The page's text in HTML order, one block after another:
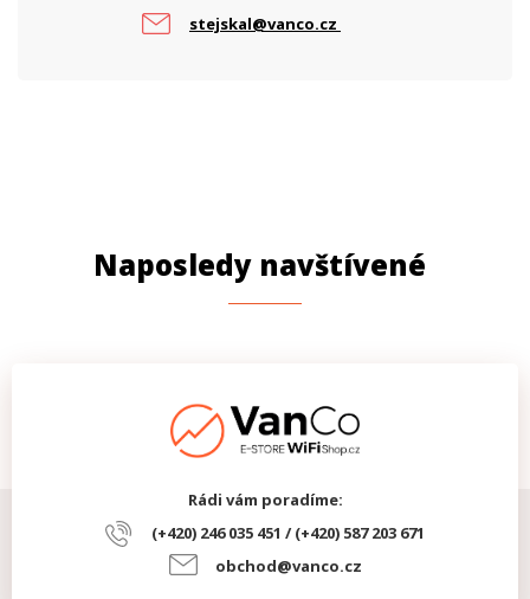
stejskal@vanco.cz
Naposledy navštívené
Rádi vám poradíme:
(+420) 246 035 451 / (+420) 587 203 671
obchod@vanco.cz